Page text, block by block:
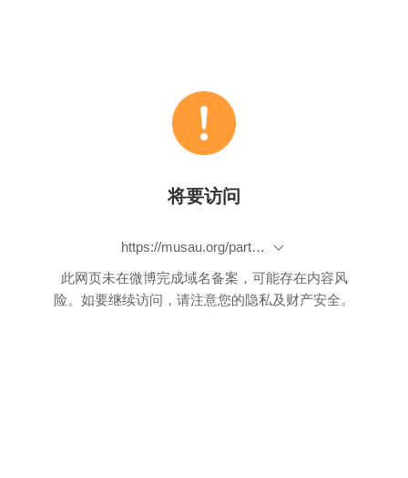
将要访问
https://musau.org/parts/neue-article-page/view/135
此网页未在微博完成域名备案，可能存在内容风
险。如要继续访问，请注意您的隐私及财产安全。